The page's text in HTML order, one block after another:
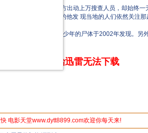
轩然大波，虽然警方出动上万搜查人员，却始终一
的大邱，孤高气傲的他发 现当地的人们依然关注
转机……
解谜案之一，失踪少年的尸体于2002年发现。另
在线播放 专治迅雷无法下载
电影天堂www.dytt8899.com欢迎你每天来!